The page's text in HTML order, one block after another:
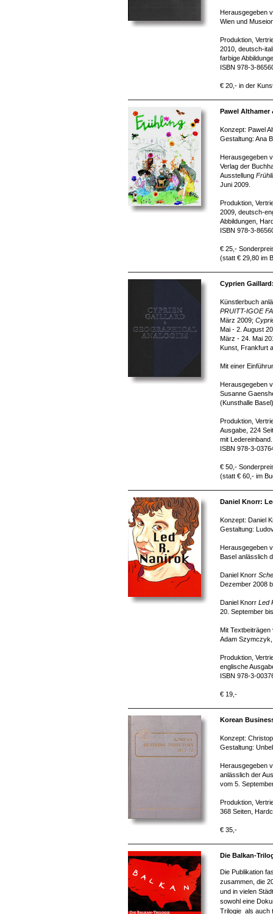
Herausgegeben
Wien und
Produktion,
2010, deutsch-
farbige
ISBN 978-3-
€ 20,- in der
Pawel
Konzept: Pawel
Gestaltung: Ana
Herausgegeben
Verlag der
Ausstellung
Juni 2009.
Produktion,
2009, deutsch-
Abbildungen,
ISBN 978-3-
€ 25,-
(statt € 29,80 im
Cyprien
Künstlerbuch
PRUITT-IGOE
März 2009;
Mai - 2. August
März - 24. Mai
Kunst, Frankfurt
Mit einer
Herausgegeben
Susanne
(Kunsthalle
Produktion,
Ausgabe, 224
mit Ledereinband.
ISBN 978-3-
€ 50,-
(statt € 60,- im
Daniel Knorr:
Konzept: Daniel
Gestaltung:
Herausgegeben
Basel anlässlich
Daniel Knorr
Dezember 2008
Daniel Knorr Led
20. September
Mit Textbeiträgen
Adam Szymczyk,
Produktion,
englische
ISBN 978-3-
€ 19,-
Korean
Konzept:
Gestaltung:
Herausgegeben
anlässlich der
vom 5.
Produktion,
368 Seiten,
€ 35,-
Die Balkan-
Die Publikation
zusammen, die
und in vielen
sowohl eine
Trilogie als auch